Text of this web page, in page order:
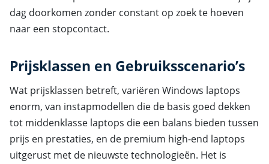
dag doorkomen zonder constant op zoek te hoeven
naar een stopcontact.
Prijsklassen en Gebruiksscenario’s
Wat prijsklassen betreft, variëren Windows laptops
enorm, van instapmodellen die de basis goed dekken
tot middenklasse laptops die een balans bieden tussen
prijs en prestaties, en de premium high-end laptops
uitgerust met de nieuwste technologieën. Het is